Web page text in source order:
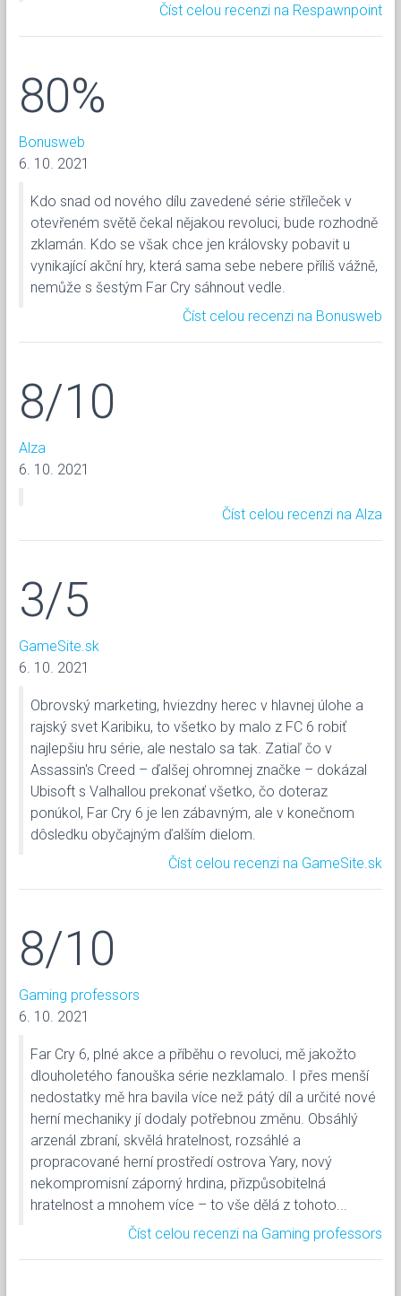
Číst celou recenzi na Respawnpoint
80%
Bonusweb
6. 10. 2021
Kdo snad od nového dílu zavedené série stříleček v
otevřeném světě čekal nějakou revoluci, bude rozhodně
zklamán. Kdo se však chce jen královsky pobavit u
vynikající akční hry, která sama sebe nebere příliš vážně,
nemůže s šestým Far Cry sáhnout vedle.
Číst celou recenzi na Bonusweb
8/10
Alza
6. 10. 2021
Číst celou recenzi na Alza
3/5
GameSite.sk
6. 10. 2021
Obrovský marketing, hviezdny herec v hlavnej úlohe a
rajský svet Karibiku, to všetko by malo z FC 6 robiť
najlepšiu hru série, ale nestalo sa tak. Zatiaľ čo v
Assassin's Creed – ďalšej ohromnej značke – dokázal
Ubisoft s Valhallou prekonať všetko, čo doteraz
ponúkol, Far Cry 6 je len zábavným, ale v konečnom
dôsledku obyčajným ďalším dielom.
Číst celou recenzi na GameSite.sk
8/10
Gaming professors
6. 10. 2021
Far Cry 6, plné akce a příběhu o revoluci, mě jakožto
dlouholetého fanouška série nezklamalo. I přes menší
nedostatky mě hra bavila více než pátý díl a určité nové
herní mechaniky jí dodaly potřebnou změnu. Obsáhlý
arzenál zbraní, skvělá hratelnost, rozsáhlé a
propracované herní prostředí ostrova Yary, nový
nekompromisní záporný hrdina, přizpůsobitelná
hratelnost a mnohem více – to vše dělá z tohoto...
Číst celou recenzi na Gaming professors